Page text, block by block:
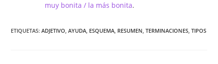
muy bonita / la más bonita.
ETIQUETAS:ADJETIVO, AYUDA, ESQUEMA, RESUMEN, TERMINACIONES, TIPOS